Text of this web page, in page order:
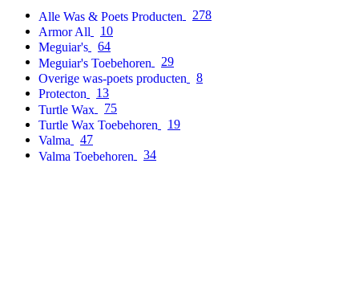
Alle Was & Poets Producten
278
Armor All
10
Meguiar's
64
Meguiar's Toebehoren
29
Overige was-poets producten
8
Protecton
13
Turtle Wax
75
Turtle Wax Toebehoren
19
Valma
47
Valma Toebehoren
34